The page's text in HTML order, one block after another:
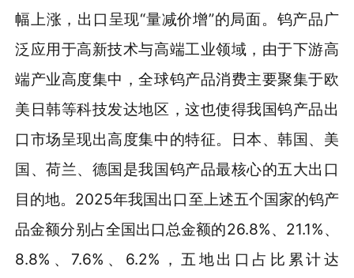
幅上涨，出口呈现“量减价增”的局面。钨产品广
泛应用于高新技术与高端工业领域，由于下游高
端产业高度集中，全球钨产品消费主要聚集于欧
美日韩等科技发达地区，这也使得我国钨产品出
口市场呈现出高度集中的特征。日本、韩国、美
国、荷兰、德国是我国钨产品最核心的五大出口
目的地。2025年我国出口至上述五个国家的钨产
品金额分别占全国出口总金额的26.8%、21.1%、
8.8%、7.6%、6.2%，五地出口占比累计达